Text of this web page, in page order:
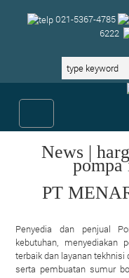
021-5367-4785
6222
News |
pompa
PT
Penyedia dan penjual
kebutuhan, menyediakan
terbaik dan layanan
serta pembuatan sumur